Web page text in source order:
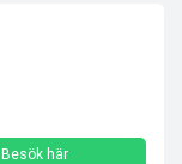
Besök här